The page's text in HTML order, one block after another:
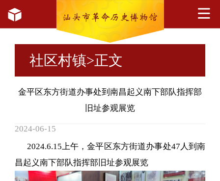
社区村镇>正文
金平区东方街道办事处到南昌起义南下部队指挥部
旧址参观展览
2024-06-15
2024.6.15上午，金平区东方街道办事处47人到南
昌起义南下部队指挥部旧址参观展览